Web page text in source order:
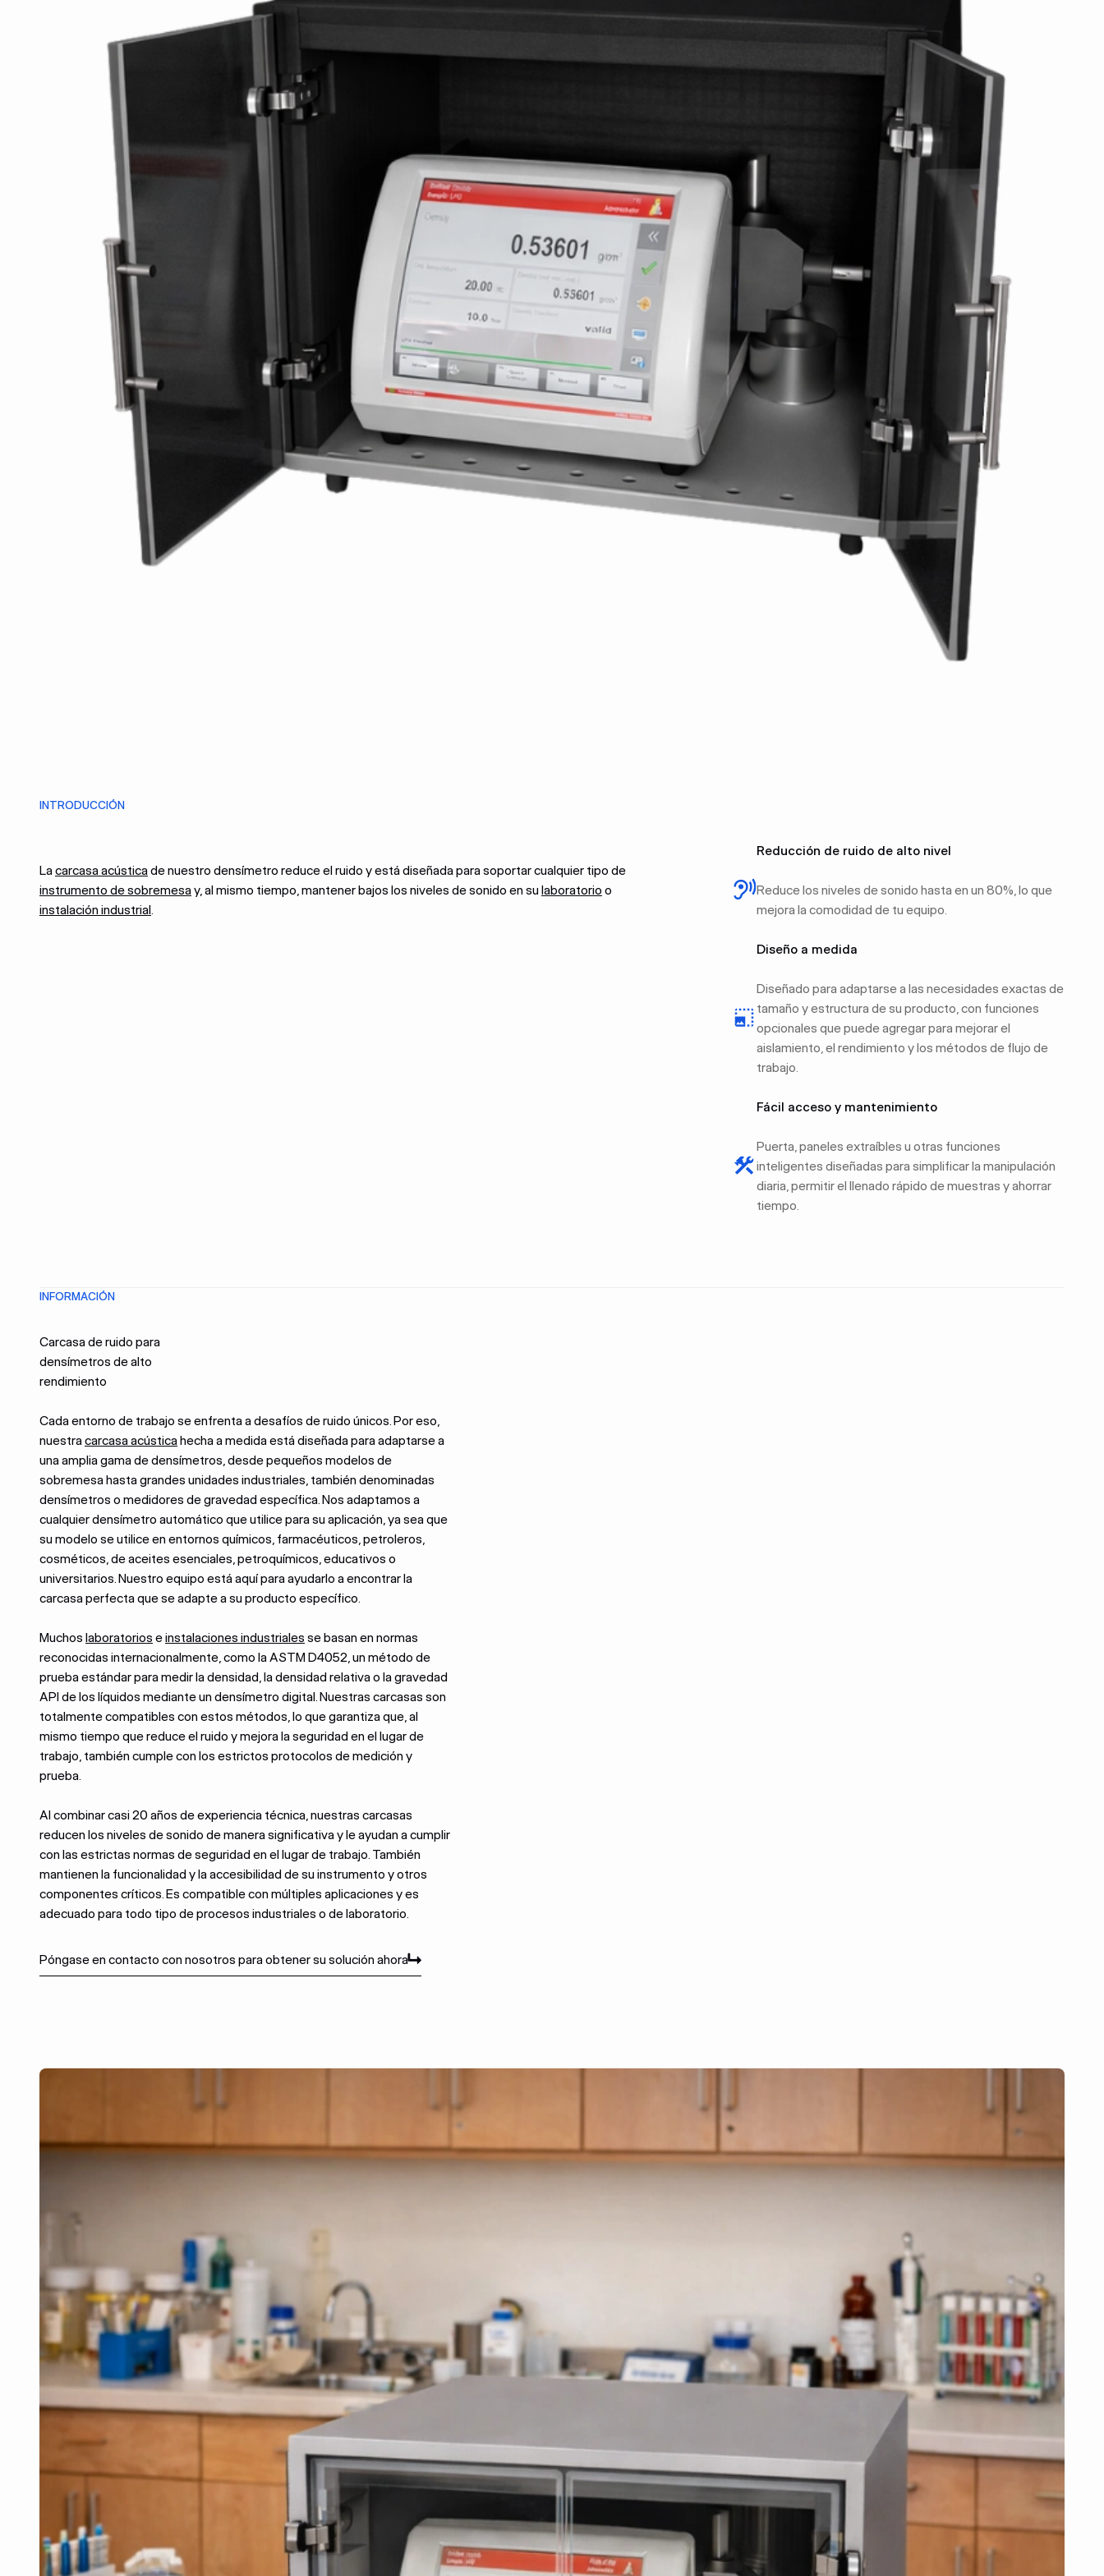
INTRODUCCIÓN
La carcasa acústica de nuestro densímetro reduce el ruido y está diseñada para soportar cualquier tipo de
instrumento de sobremesa y, al mismo tiempo, mantener bajos los niveles de sonido en su laboratorio o
instalación industrial.
Reducción de ruido de alto nivel
Reduce los niveles de sonido hasta en un 80%, lo que
mejora la comodidad de tu equipo.
Diseño a medida
Diseñado para adaptarse a las necesidades exactas de
tamaño y estructura de su producto, con funciones
opcionales que puede agregar para mejorar el
aislamiento, el rendimiento y los métodos de flujo de
trabajo.
Fácil acceso y mantenimiento
Puerta, paneles extraíbles u otras funciones
inteligentes diseñadas para simplificar la manipulación
diaria, permitir el llenado rápido de muestras y ahorrar
tiempo.
INFORMACIÓN
Carcasa de ruido para
densímetros de alto
rendimiento
Cada entorno de trabajo se enfrenta a desafíos de ruido únicos. Por eso,
nuestra carcasa acústica hecha a medida está diseñada para adaptarse a
una amplia gama de densímetros, desde pequeños modelos de
sobremesa hasta grandes unidades industriales, también denominadas
densímetros o medidores de gravedad específica. Nos adaptamos a
cualquier densímetro automático que utilice para su aplicación, ya sea que
su modelo se utilice en entornos químicos, farmacéuticos, petroleros,
cosméticos, de aceites esenciales, petroquímicos, educativos o
universitarios. Nuestro equipo está aquí para ayudarlo a encontrar la
carcasa perfecta que se adapte a su producto específico.
Muchos laboratorios einstalaciones industriales se basan en normas
reconocidas internacionalmente, como la ASTM D4052, un método de
prueba estándar para medir la densidad, la densidad relativa o la gravedad
API de los líquidos mediante un densímetro digital. Nuestras carcasas son
totalmente compatibles con estos métodos, lo que garantiza que, al
mismo tiempo que reduce el ruido y mejora la seguridad en el lugar de
trabajo, también cumple con los estrictos protocolos de medición y
prueba.
Al combinar casi 20 años de experiencia técnica, nuestras carcasas
reducen los niveles de sonido de manera significativa y le ayudan a cumplir
con las estrictas normas de seguridad en el lugar de trabajo. También
mantienen la funcionalidad y la accesibilidad de su instrumento y otros
componentes críticos. Es compatible con múltiples aplicaciones y es
adecuado para todo tipo de procesos industriales o de laboratorio.
Póngase en contacto con nosotros para obtener su solución ahora
Póngase en contacto con nosotros para obtener su solución ahora